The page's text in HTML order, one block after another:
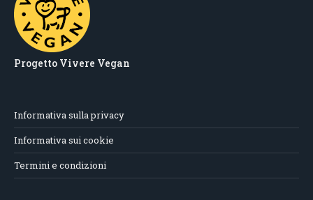
Progetto Vivere Vegan
Informativa sulla privacy
Informativa sui cookie
Termini e condizioni